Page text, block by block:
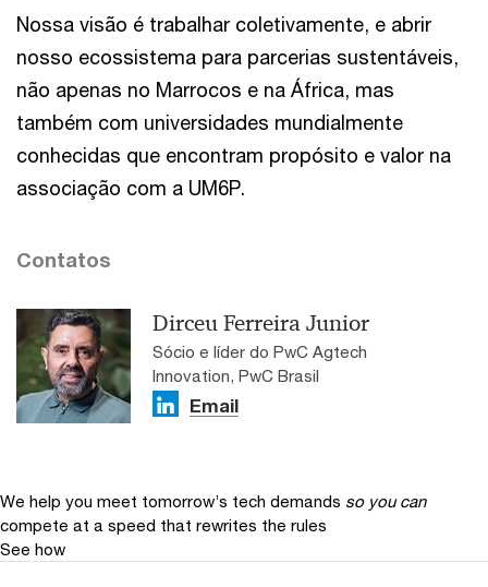
Nossa visão é trabalhar coletivamente, e abrir
nosso ecossistema para parcerias sustentáveis, ​​
não apenas no Marrocos e na África, mas
também com universidades mundialmente
conhecidas que encontram propósito e valor na
associação com a UM6P.
Contatos
Dirceu Ferreira Junior
Sócio e líder do PwC Agtech
Innovation, PwC Brasil
Email
We help you meet tomorrow’s tech demands so you can
compete at a speed that rewrites the rules
See how